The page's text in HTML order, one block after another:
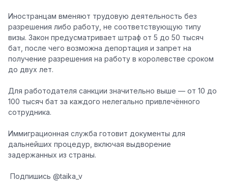
Иностранцам вменяют трудовую деятельность без
разрешения либо работу, не соответствующую типу
визы. Закон предусматривает штраф от 5 до 50 тысяч
бат, после чего возможна депортация и запрет на
получение разрешения на работу в королевстве сроком
до двух лет.
Для работодателя санкции значительно выше — от 10 до
100 тысяч бат за каждого нелегально привлечённого
сотрудника.
Иммиграционная служба готовит документы для
дальнейших процедур, включая выдворение
задержанных из страны.
️ Подпишись @taika_v